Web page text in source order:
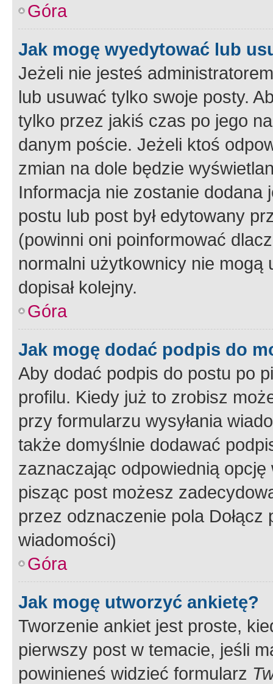
Góra
Jak mogę wyedytować lub
Jeżeli nie jesteś
lub usuwać tylko swoje posty.
tylko przez jakiś czas po jego
danym poście. Jeżeli ktoś
zmian na dole będzie
Informacja nie zostanie dodana
postu lub post był edytowany
(powinni oni poinformować
normalni użytkownicy nie
dopisał kolejny.
Góra
Jak mogę dodać podpis do
Aby dodać podpis do postu po
profilu. Kiedy już to zrobisz
przy formularzu wysyłania
także domyślnie dodawać
zaznaczając odpowiednią
pisząc post możesz
przez odznaczenie pola
wiadomości)
Góra
Jak mogę utworzyć ankietę?
Tworzenie ankiet jest proste,
pierwszy post w temacie, jeśli
powinieneś widzieć formularz